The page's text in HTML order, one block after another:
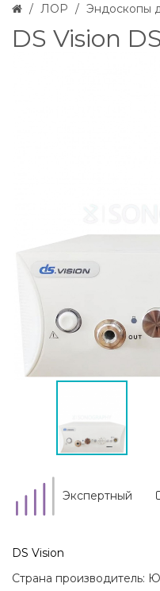
ЛОР Эндоскопы
DS Vision
Экспертный
DS Vision
Страна производитель: